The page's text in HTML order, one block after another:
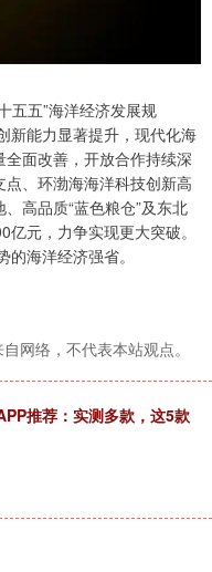
五”海洋经济发展规
新能力显著提升，现代化海
面改善，开放合作持续深
、环渤海海洋科技创新高
高品质“蓝色粮仓”及东北
元，力争实现更大突破。
海洋经济强省。
网络，不代表本站观点。
推荐：实测多款，这5款